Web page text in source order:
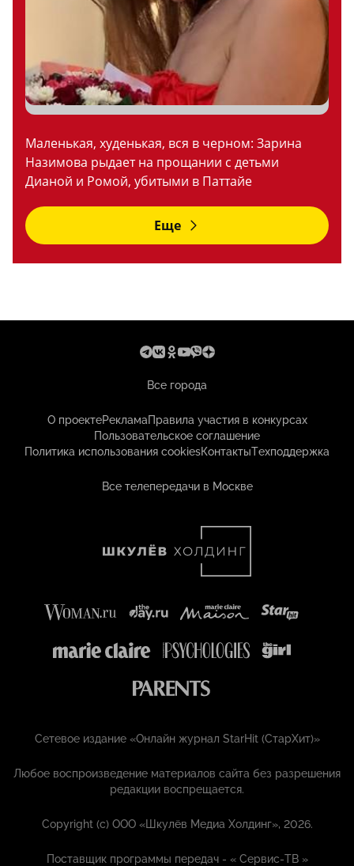
Маленькая, худенькая, вся в черном: Зарина
Назимова рыдает на прощании с детьми
Дианой и Ромой, убитыми в Паттайе
Еще
Все города
О проектеРекламаПравила участия в конкурсах
Пользовательское соглашение
Политика использования cookiesКонтактыТехподдержка
Все телепередачи в Москве
Сетевое издание «Онлайн журнал StarHit (СтарХит)»
Любое воспроизведение материалов сайта без разрешения
редакции воспрещается.
Copyright (с) ООО «Шкулёв Медиа Холдинг», 2026.
Поставщик программы передач - «Сервис-ТВ »